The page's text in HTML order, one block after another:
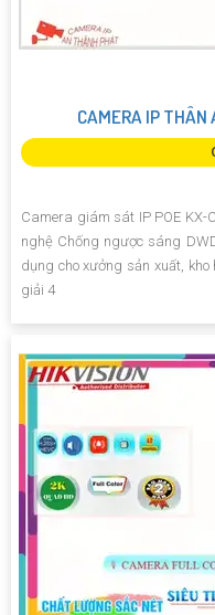
CAMERA IP
Camera giám sát IP POE KX-
nghệ Chống ngược sáng
dụng cho xưởng sản xuất,
giải 4